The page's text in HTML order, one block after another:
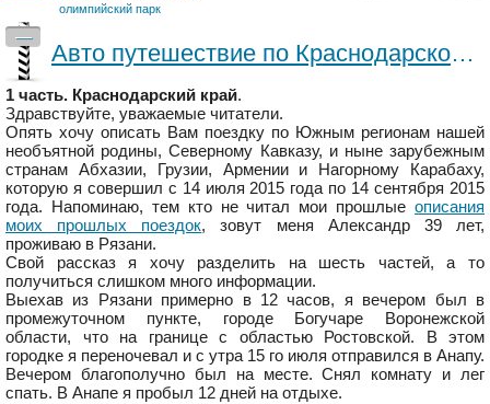
олимпийский парк
—
Авто путешествие по Краснодарскому краю. 1 часть общего путешествия.
1 часть. Краснодарский край.
Здравствуйте, уважаемые читатели.
Опять хочу описать Вам поездку по Южным регионам нашей
необъятной родины, Северному Кавказу, и ныне зарубежным
странам Абхазии, Грузии, Армении и Нагорному Карабаху,
которую я совершил с 14 июля 2015 года по 14 сентября 2015
года. Напоминаю, тем кто не читал мои прошлые описания
моих прошлых поездок, зовут меня Александр 39 лет,
проживаю в Рязани.
Свой рассказ я хочу разделить на шесть частей, а то
получиться слишком много информации.
Выехав из Рязани примерно в 12 часов, я вечером был в
промежуточном пункте, городе Богучаре Воронежской
области, что на границе с областью Ростовской. В этом
городке я переночевал и с утра 15 го июля отправился в Анапу.
Вечером благополучно был на месте. Снял комнату и лег
спать. В Анапе я пробыл 12 дней на отдыхе.